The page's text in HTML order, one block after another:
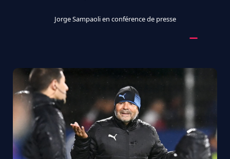
Jorge Sampaoli en conférence de presse